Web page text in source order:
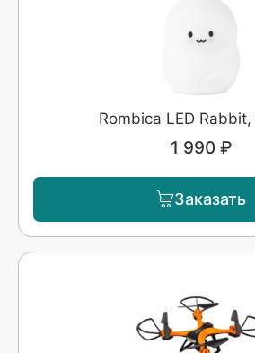
Rombica LED
1 990 ₽
Заказать